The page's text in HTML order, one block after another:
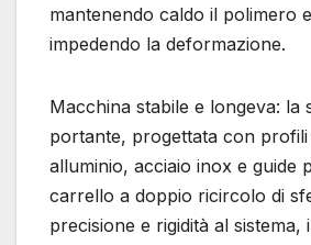
mantenendo caldo il polimero
impedendo la deformazione.
Macchina stabile e longeva: la
portante, progettata con
alluminio, acciaio inox e guide
carrello a doppio ricircolo di
precisione e rigidità al sistema,